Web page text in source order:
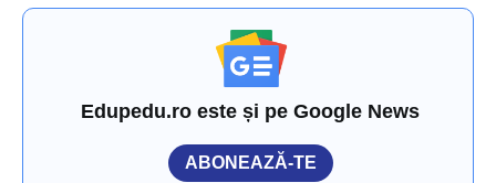
Edupedu.ro este și pe Google News
ABONEAZĂ-TE